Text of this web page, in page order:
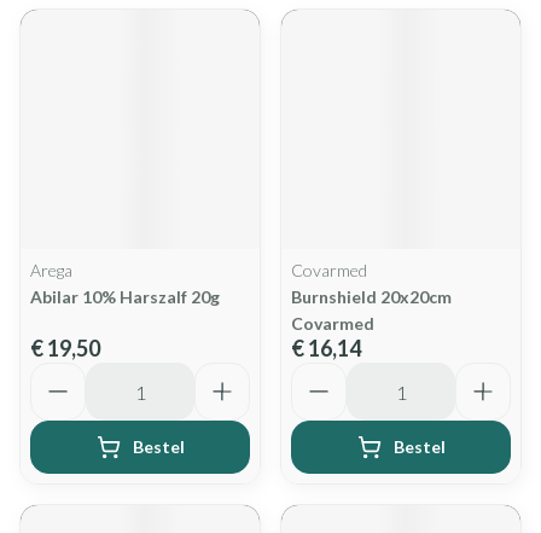
Arega
Abilar 10% Harszalf 20g
€ 19,50
Bestel
Covarmed
Burnshield 20x20cm
Covarmed
€ 16,14
Bestel